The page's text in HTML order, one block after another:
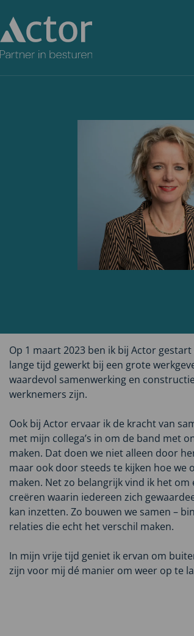
Op 1 maart 2023 ben ik bij Actor
lange tijd gewerkt bij een grote
waardevol samenwerking en
werknemers zijn.
Ook bij Actor ervaar ik de kracht van
met mijn collega’s in om de band met
maken. Dat doen we niet alleen door
maar ook door steeds te kijken hoe
maken. Net zo belangrijk vind ik het
creëren waarin iedereen zich
kan inzetten. Zo bouwen we samen –
relaties die echt het verschil maken.
In mijn vrije tijd geniet ik ervan om
zijn voor mij dé manier om weer op te